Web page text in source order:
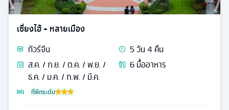
เซี่ยงไฮ้ + หลายเมือง
ทัวร์จีน 5วัน4 คืน
ส.ค. / ก.ย. / ต.ค. / พ.ย. /
ธ.ค. / ม.ค. / ก.พ. / มี.ค.
6มื้ออาหาร
ที่พักระดับ